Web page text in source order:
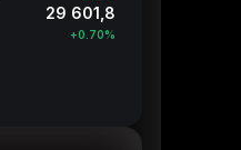
29 601,8
+0.70%